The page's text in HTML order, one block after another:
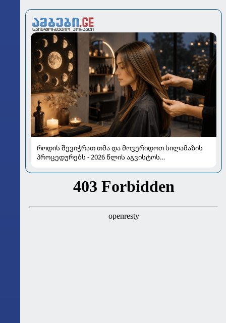
როდის შევიჭრათ თმა და მოვერიდოთ სილამაზის
პროცედურებს - 2026 წლის აგვისტოს